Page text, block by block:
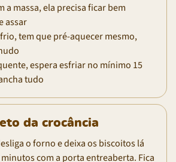
a massa, ela precisa ficar bem
assar
tem que pré-aquecer mesmo,
espera esfriar no mínimo 15
tudo
da crocância
o forno e deixa os biscoitos lá
com a porta entreaberta. Fica